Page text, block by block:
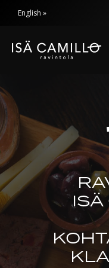
sisältöön
English
ISÄ